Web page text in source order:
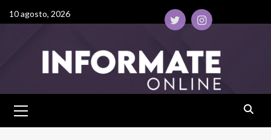
10 agosto, 2026